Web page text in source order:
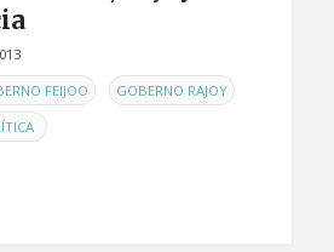
FEIJOO , GOBERNO RAJOY ,